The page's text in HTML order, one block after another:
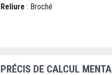
Reliure : Broché
PRÉCIS DE CALCUL